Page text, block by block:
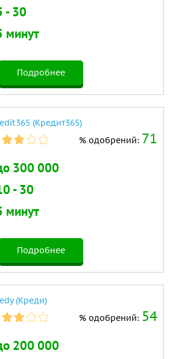
- 30
минут
Подробнее
(Кредит365)
% одобрений: 71
300 000
- 30
минут
Подробнее
(Креди)
% одобрений: 54
200 000